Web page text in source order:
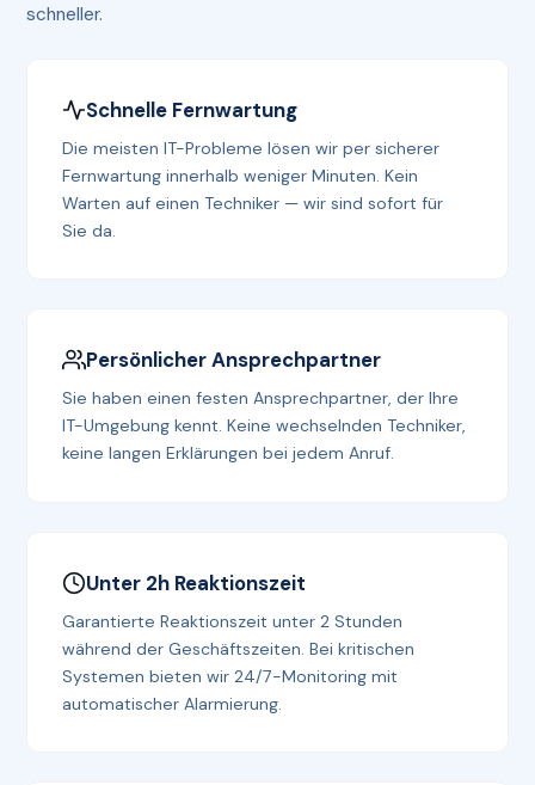
schneller.
Schnelle Fernwartung
Die meisten IT-Probleme lösen wir per sicherer
Fernwartung innerhalb weniger Minuten. Kein
Warten auf einen Techniker — wir sind sofort für
Sie da.
Persönlicher Ansprechpartner
Sie haben einen festen Ansprechpartner, der Ihre
IT-Umgebung kennt. Keine wechselnden Techniker,
keine langen Erklärungen bei jedem Anruf.
Unter 2h Reaktionszeit
Garantierte Reaktionszeit unter 2 Stunden
während der Geschäftszeiten. Bei kritischen
Systemen bieten wir 24/7-Monitoring mit
automatischer Alarmierung.